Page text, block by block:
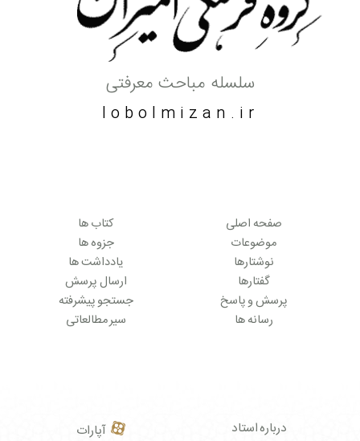
سلسله مباحث معرفتی
lobolmizan.ir
صفحه اصلی
موضوعات
نوشتارها
گفتارها
پرسش و پاسخ
رسانه ها
کتاب ها
جزوه ها
یادداشت ها
ارسال پرسش
جستجو پیشرفته
سیر مطالعاتی
درباره استاد
آپارات